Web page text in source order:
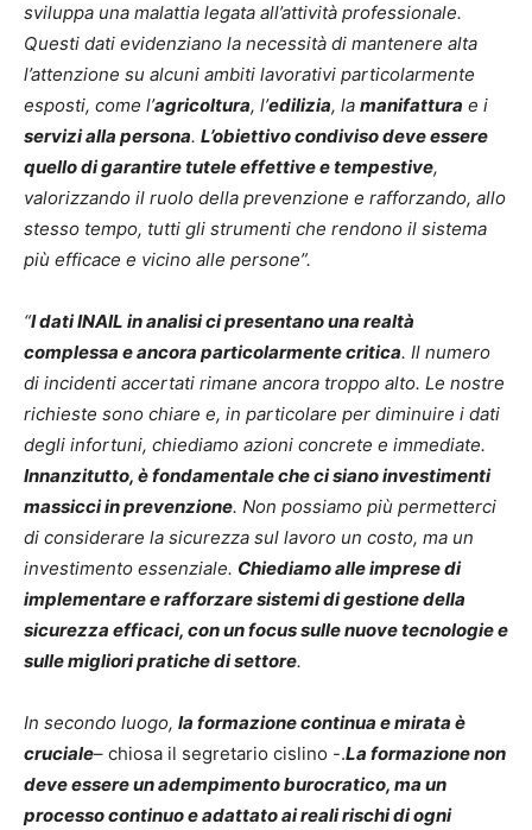
sviluppa una malattia legata all’attività professionale.
Questi dati evidenziano la necessità di mantenere alta
l’attenzione su alcuni ambiti lavorativi particolarmente
esposti, come l’agricoltura, l’edilizia, la manifattura e i
servizi alla persona. L’obiettivo condiviso deve essere
quello di garantire tutele effettive e tempestive,
valorizzando il ruolo della prevenzione e rafforzando, allo
stesso tempo, tutti gli strumenti che rendono il sistema
più efficace e vicino alle persone”.
“I dati INAIL in analisi ci presentano una realtà
complessa e ancora particolarmente critica. Il numero
di incidenti accertati rimane ancora troppo alto. Le nostre
richieste sono chiare e, in particolare per diminuire i dati
degli infortuni, chiediamo azioni concrete e immediate.
Innanzitutto, è fondamentale che ci siano investimenti
massicci in prevenzione. Non possiamo più permetterci
di considerare la sicurezza sul lavoro un costo, ma un
investimento essenziale. Chiediamo alle imprese di
implementare e rafforzare sistemi di gestione della
sicurezza efficaci, con un focus sulle nuove tecnologie e
sulle migliori pratiche di settore.
In secondo luogo, la formazione continua e mirata è
cruciale– chiosa il segretario cislino -.La formazione non
deve essere un adempimento burocratico, ma un
processo continuo e adattato ai reali rischi di ogni